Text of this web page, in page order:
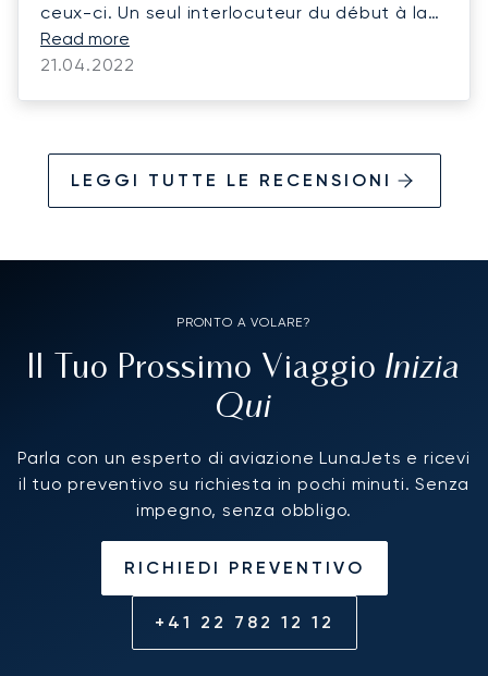
ceux-ci. Un seul interlocuteur du début à la
fin du dossier rassure (Mr Aubin dans notre
cas) il a toujours répondu rapidement, a su
ou nous avions demandé plutôt un en-cas
type mini sandwiches (au lait ou autre) ou
steward à bord fût très professionnel et
sympathique. Horaire bien respecté. A
refaire. Encore merci.
Read more
21.04.2022
LEGGI TUTTE LE RECENSIONI
PRONTO A VOLARE?
Il Tuo Prossimo Viaggio Inizia
Qui
Parla con un esperto di aviazione LunaJets e ricevi
il tuo preventivo su richiesta in pochi minuti. Senza
impegno, senza obbligo.
RICHIEDI PREVENTIVO
+41 22 782 12 12